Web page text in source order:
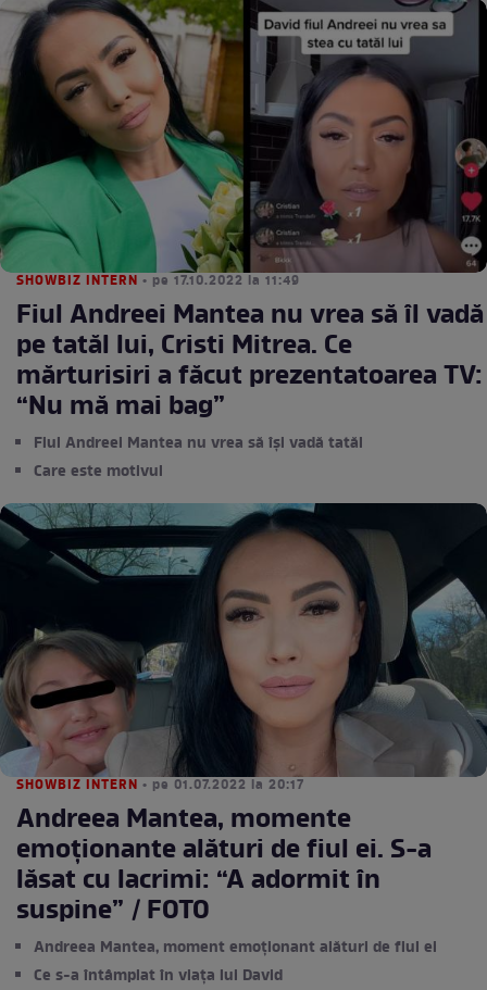
SHOWBIZ INTERN • pe 17.10.2022 la 11:49
Fiul Andreei Mantea nu vrea să îl vadă
pe tatăl lui, Cristi Mitrea. Ce
mărturisiri a făcut prezentatoarea TV:
“Nu mă mai bag”
Fiul Andreei Mantea nu vrea să își vadă tatăl
Care este motivul
SHOWBIZ INTERN • pe 01.07.2022 la 20:17
Andreea Mantea, momente
emoționante alături de fiul ei. S-a
lăsat cu lacrimi: “A adormit în
suspine” / FOTO
Andreea Mantea, moment emoționant alături de fiul ei
Ce s-a întâmplat în viața lui David